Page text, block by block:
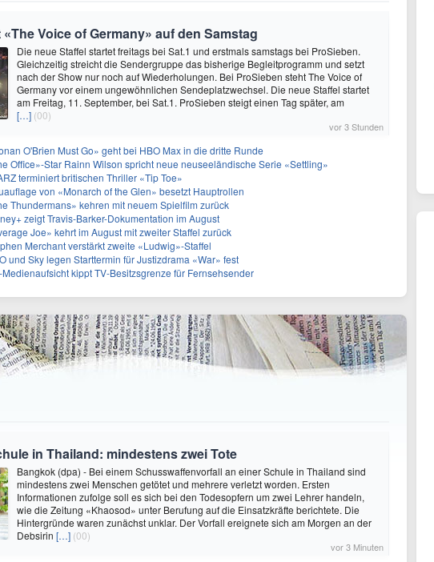
Voice of Germany» auf den Samstag
Die neue Staffel startet freitags bei Sat.1 und erstmals samstags bei ProSieben.
Gleichzeitig streicht die Sendergruppe das bisherige Begleitprogramm und setzt
nach der Show nur noch auf Wiederholungen. Bei ProSieben steht The Voice of
Germany vor einem ungewöhnlichen Sendeplatzwechsel. Die neue Staffel startet
am Freitag, 11. September, bei Sat.1. ProSieben steigt einen Tag später, am
[…] (00)
vor 3 Stunden
O'Brien Must Go» geht bei HBO Max in die dritte Runde
Office»-Star Rainn Wilson spricht neue neuseeländische Serie «Settling»
terminiert britischen Thriller «Tip Toe»
von «Monarch of the Glen» besetzt Hauptrollen
Thundermans» kehren mit neuem Spielfilm zurück
zeigt Travis-Barker-Dokumentation im August
Joe» kehrt im August mit zweiter Staffel zurück
Merchant verstärkt zweite «Ludwig»-Staffel
und Sky legen Starttermin für Justizdrama «War» fest
Medienaufsicht kippt TV-Besitzsgrenze für Fernsehsender
in Thailand: mindestens zwei Tote
Bangkok (dpa) - Bei einem Schusswaffenvorfall an einer Schule in Thailand sind
mindestens zwei Menschen getötet und mehrere verletzt worden. Ersten
Informationen zufolge soll es sich bei den Todesopfern um zwei Lehrer handeln,
wie die Zeitung «Khaosod» unter Berufung auf die Einsatzkräfte berichtete. Die
Hintergründe waren zunächst unklar. Der Vorfall ereignete sich am Morgen an der
Debsirin […] (00)
vor 3 Minuten